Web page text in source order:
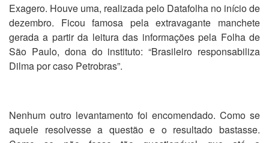
Exagero. Houve uma, realizada pelo Datafolha no início de
dezembro. Ficou famosa pela extravagante manchete
gerada a partir da leitura das informações pela Folha de
São Paulo, dona do instituto: “Brasileiro responsabiliza
Dilma por caso Petrobras”.
Nenhum outro levantamento foi encomendado. Como se
aquele resolvesse a questão e o resultado bastasse.